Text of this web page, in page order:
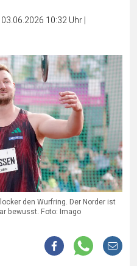
03.06.2026 10:32 Uhr|
den Wurfring. Der Norder ist
bewusst. Foto: Imago